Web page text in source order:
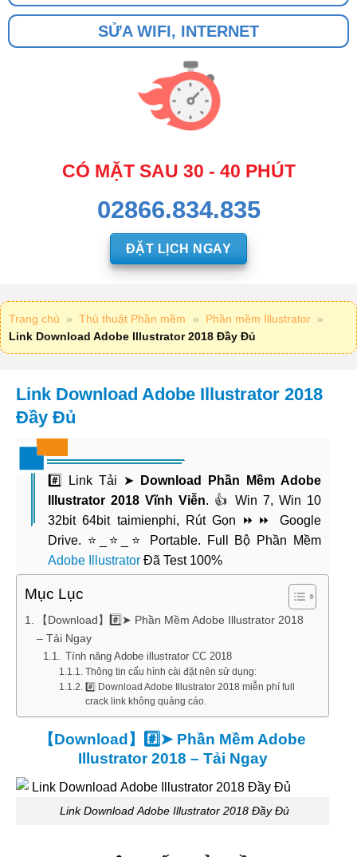
SỬA WIFI, INTERNET
CÓ MẶT SAU 30 - 40 PHÚT
02866.834.835
ĐẶT LỊCH NGAY
Trang chủ » Thủ thuật Phần mềm » Phần mềm Illustrator »
Link Download Adobe Illustrator 2018 Đầy Đủ
Link Download Adobe Illustrator 2018
Đầy Đủ
#️⃣ Link Tải ➤
Download Phần Mềm Adobe
Illustrator 2018 Vĩnh Viễn. 👍 Win 7, Win 10
32bit 64bit taimienphi, Rút Gọn ⏩⏩ Google
Drive. ⭐_⭐_⭐ Portable. Full Bộ Phần Mềm
Adobe Illustrator Đã Test 100%
Mục Lục
【Download】#️⃣➤ Phần Mềm Adobe Illustrator 2018
– Tải Ngay
Tính năng Adobe illustrator CC 2018
Thông tin cấu hình cài đặt nên sử dụng:
#️⃣ Download Adobe Illustrator 2018 miễn phí full
crack link không quảng cáo.
【Download】#️⃣➤ Phần Mềm Adobe
Illustrator 2018 – Tải Ngay
Link Download Adobe Illustrator 2018 Đầy Đủ